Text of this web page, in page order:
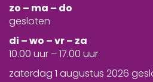
zo – ma – do
gesloten
di – wo – vr – za
10.00 uur – 17.00 uur
zaterdag 1 augustus 2026